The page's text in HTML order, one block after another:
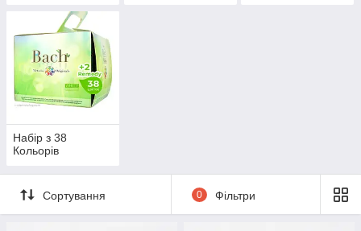
Набір з 38
Кольорів
Сортування 0 Фільтри